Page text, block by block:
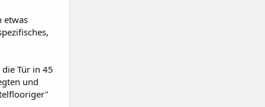
etwas
Tür in 45
und